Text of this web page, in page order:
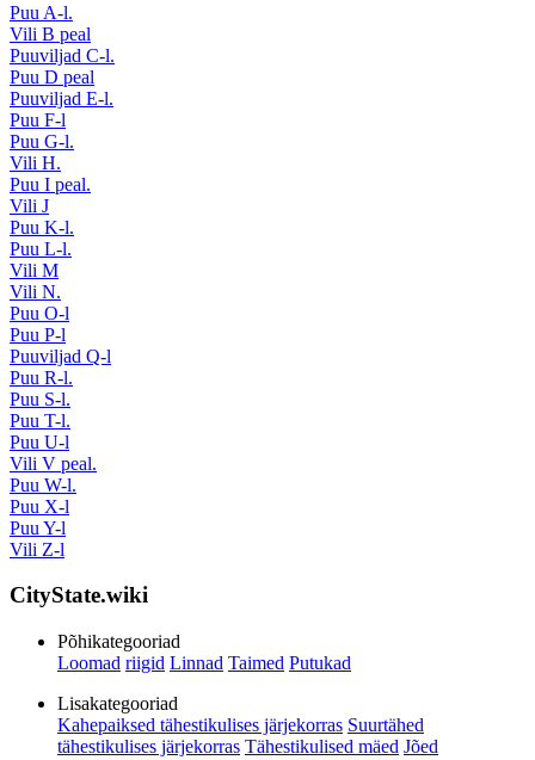
Puu A-l.
Vili B peal
Puuviljad C-l.
Puu D peal
Puuviljad E-l.
Puu F-l
Puu G-l.
Vili H.
Puu I peal.
Vili J
Puu K-l.
Puu L-l.
Vili M
Vili N.
Puu O-l
Puu P-l
Puuviljad Q-l
Puu R-l.
Puu S-l.
Puu T-l.
Puu U-l
Vili V peal.
Puu W-l.
Puu X-l
Puu Y-l
Vili Z-l
CityState.wiki
Põhikategooriad
Loomad riigid Linnad Taimed Putukad
Lisakategooriad
Kahepaiksed tähestikulises järjekorras Suurtähed
tähestikulises järjekorras Tähestikulised mäed Jõed